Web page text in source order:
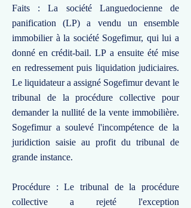
Faits : La société Languedocienne de
panification (LP) a vendu un ensemble
immobilier à la société Sogefimur, qui lui a
donné en crédit-bail. LP a ensuite été mise
en redressement puis liquidation judiciaires.
Le liquidateur a assigné Sogefimur devant le
tribunal de la procédure collective pour
demander la nullité de la vente immobilière.
Sogefimur a soulevé l'incompétence de la
juridiction saisie au profit du tribunal de
grande instance.
Procédure : Le tribunal de la procédure
collective a rejeté l'exception